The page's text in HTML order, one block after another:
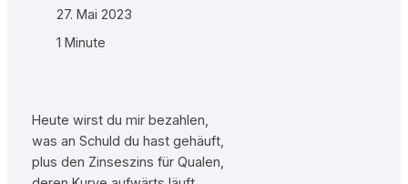
27. Mai 2023
1 Minute
Heute wirst du mir bezahlen,
was an Schuld du hast gehäuft,
plus den Zinseszins für Qualen,